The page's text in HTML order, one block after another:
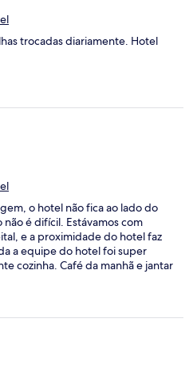
trocadas diariamente. Hotel
o hotel não fica ao lado do
é difícil. Estávamos com
e a proximidade do hotel faz
a equipe do hotel foi super
cozinha. Café da manhã e jantar